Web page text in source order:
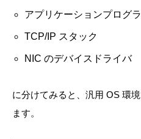
アプリケーションプログ
TCP/IP スタック
NIC のデバイスドライバ
に分けてみると、汎用 OS 環
ます。